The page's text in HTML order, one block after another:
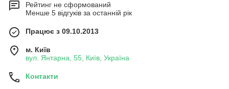
Рейтинг не сформований
Менше 5 відгуків за останній рік
Працює з 09.10.2013
м. Київ
вул. Янтарна, 55, Київ, Україна
Контакти